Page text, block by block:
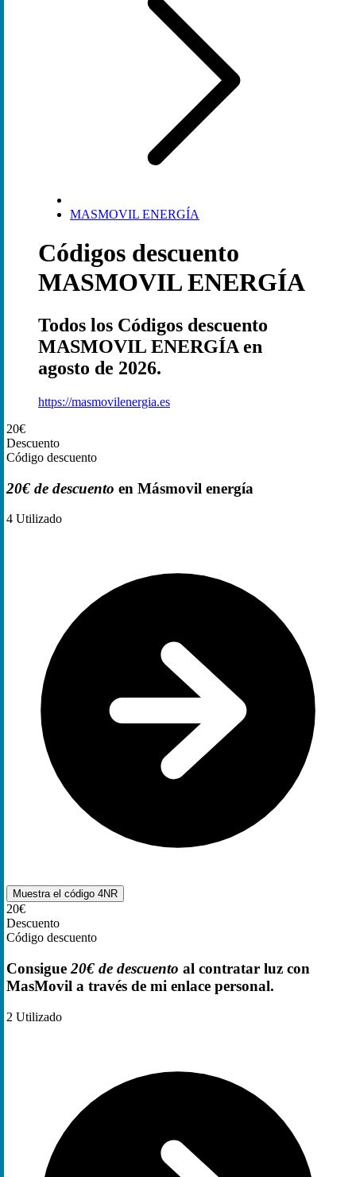
MASMOVIL ENERGÍA
Códigos descuento
MASMOVIL ENERGÍA
Todos los Códigos descuento
MASMOVIL ENERGÍA en
agosto de 2026.
https://masmovilenergia.es
20€
Descuento
Código descuento
20€ de descuento en Másmovil energía
4 Utilizado
Muestra el código 4NR
20€
Descuento
Código descuento
Consigue 20€ de descuento al contratar luz con
MasMovil a través de mi enlace personal.
2 Utilizado